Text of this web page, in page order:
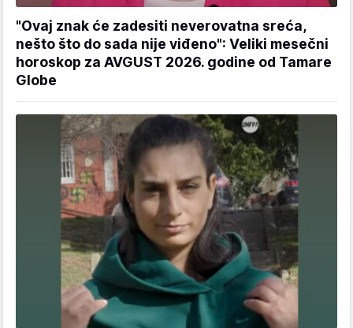
"Ovaj znak će zadesiti neverovatna sreća,
nešto što do sada nije viđeno": Veliki mesečni
horoskop za AVGUST 2026. godine od Tamare
Globe